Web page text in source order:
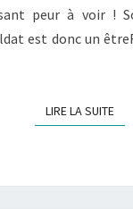
peur à voir !
est donc un
LIRE LA SUITE